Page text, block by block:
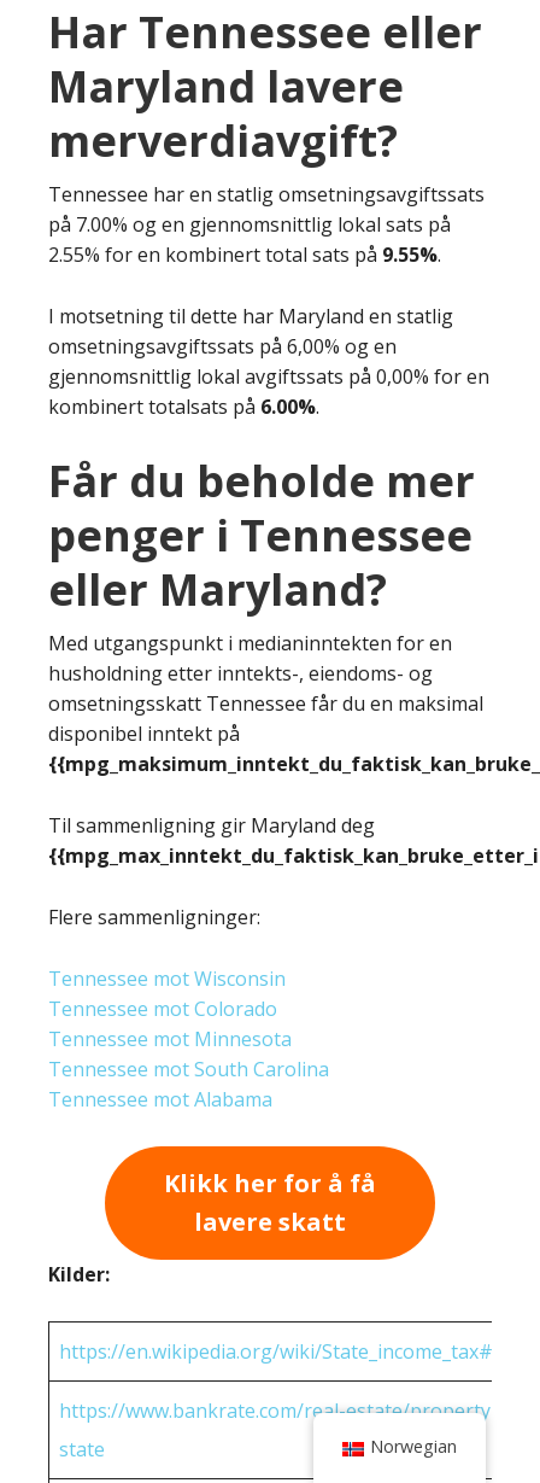
Har Tennessee eller
Maryland lavere
merverdiavgift?
Tennessee har en statlig omsetningsavgiftssats
på 7.00% og en gjennomsnittlig lokal sats på
2.55% for en kombinert total sats på 9.55%.
I motsetning til dette har Maryland en statlig
omsetningsavgiftssats på 6,00% og en
gjennomsnittlig lokal avgiftssats på 0,00% for en
kombinert totalsats på 6.00%.
Får du beholde mer
penger i Tennessee
eller Maryland?
Med utgangspunkt i medianinntekten for en
husholdning etter inntekts-, eiendoms- og
omsetningsskatt Tennessee får du en maksimal
disponibel inntekt på
Til sammenligning gir Maryland deg
Flere sammenligninger:
Tennessee mot Wisconsin
Tennessee mot Colorado
Tennessee mot Minnesota
Tennessee mot South Carolina
Tennessee mot Alabama
Klikk her for å få
lavere skatt
Kilder:
https://en.wikipedia.org/wiki/
https://www.bankrate.com/real-estate/property-
state
Norwegian